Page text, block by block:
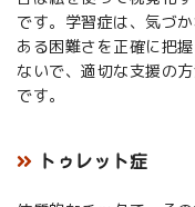
です。学習症は、気づ
ある困難さを正確に把
ないで、適切な支援の
です。
トゥレット症